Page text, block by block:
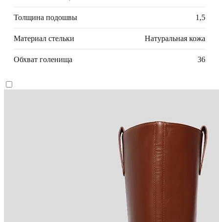
Толщина подошвы 1,5
Материал стельки Натуральная кожа
Обхват голенища 36